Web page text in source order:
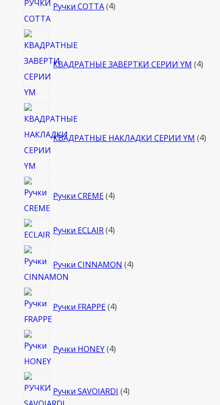
Ручки COTTA 4товара
КВАДРАТНЫЕ ЗАВЕРТКИ СЕРИИ YM 4
КВАДРАТНЫЕ НАКЛАДКИ СЕРИИ YM 4
Ручки CREME 4товара
Ручки ECLAIR 44
Ручки CINNAMON 4товара
Ручки FRAPPE 4товара
Ручки HONEY 4товара
Ручки SAVOIARDI 4товара